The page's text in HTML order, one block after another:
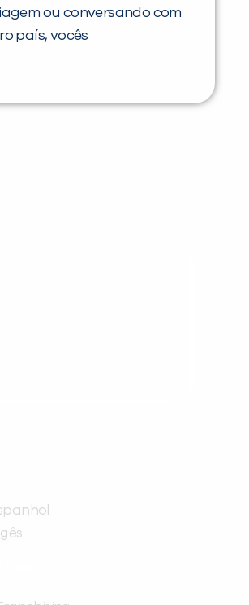
ou conversando com
país, vocês
DEMONSTRAÇÃO DE MÉTODO